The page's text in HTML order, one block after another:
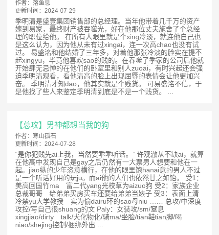
作者： 落鱼息
更新时间： 2024-07-29
季明清是盛壹集团销售部的总经理。当年他带着几千万的资产
嫁到易家，最终财产被吞噬光，好在他那位丈夫施舍了个总经
理的职位给他。 在所有人眼里就是个xing冷淡，就连他自己也
是这么认为，因为他从未有过xingai，连一次高chao也没有试
过。 易盛洺和他结婚了三年多，对着他那张冷淡的脸实在提不
起xingyu，毕竟他喜欢sao的贱的。在吞噬了季家的公司后他就
开始肆无忌惮的在他们的卧室里和别人zuoai，有时兴起还会强
迫季明清观看，看他清高的脸上出现屈辱的表情会让他更加兴
奋。 季明清才知dao，他其实就是个贱货。 可易盛洺不信，于
是他找了些人来鉴定季明清到底是不是一个贱货。 ...
【总攻】男神都想当我的狗
作者： 寒山孤石
更新时间： 2024-07-28
“是你犯贱先ai上我，当然要乖乖听话。” 许观澈从不缺ai，就算
在他高中发现自己是gay之后仍然有一大票男人想要和他在一
起。jiao纵的少年恣意横行，在他的眼里饱hanai意的男人不过
是一个听话好用的玩ju。而ai他的人们也依然甘之如饴。 受1：
美高回国竹ma 富二代yang光校草为aizuo狗 受2：家族企业
总裁哥哥 给弟弟买房买车还要给弟弟当婊子 受3：表面上清
冷禁yu大学教授 实为偷dairu环的sao母niu …… 总攻/中深度
攻控/写自己很shuang的文 Paly：女装攻/sm/窒息
xingjiao/dirty talk/犬化物化/骑ma/坐脸/tian鞋tian脚/喝
niao/shejing控制/捆绑外出 ...